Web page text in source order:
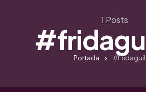
1 Posts
Portada